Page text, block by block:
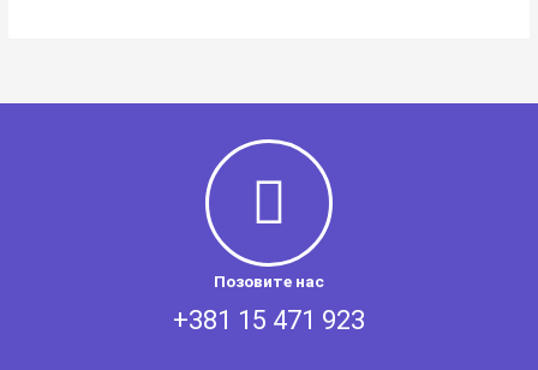
Позовите нас
+381 15 471 923